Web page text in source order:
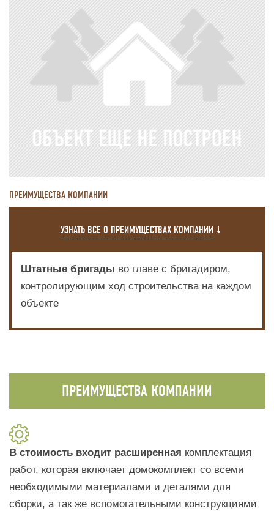
ПРЕИМУЩЕСТВА КОМПАНИИ
УЗНАТЬ ВСЕ О ПРЕИМУЩЕСТВАХ КОМПАНИИ
Штатные бригады во главе с бригадиром,
контролирующим ход строительства на каждом
объекте
ПРЕИМУЩЕСТВА КОМПАНИИ
В стоимость входит расширенная комплектация
работ, которая включает домокомплект со всеми
необходимыми материалами и деталями для
сборки, а так же вспомогательными конструкциями